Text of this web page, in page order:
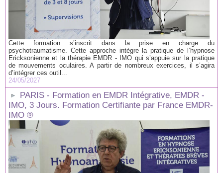
Cette formation s’inscrit dans la prise en charge du
psychotraumatisme. Cette approche intègre la pratique de l’hypnose
Ericksonienne et la thérapie EMDR - IMO qui s’appuie sur la pratique
de mouvements oculaires. A partir de nombreux exercices, il s’agira
d’intégrer ces outil...
24/05/2027
PARIS - Formation en EMDR Intégrative, EMDR -
IMO, 3 Jours. Formation Certifiante par France EMDR-
IMO ®